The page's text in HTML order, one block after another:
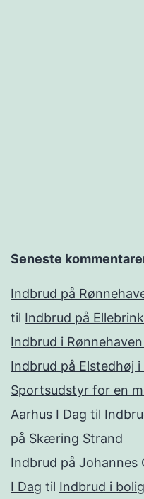
Seneste
Indbrud på
til Indbrud på
Indbrud i
Indbrud på Elstedhøj i
Sportsudstyr for en
Aarhus I Dag til
på Skæring Strand
Indbrud på Johannes
I Dag til Indbrud i